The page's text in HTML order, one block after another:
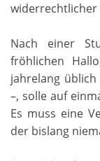
widerrechtlicher
Nach einer
fröhlichen
jahrelang
–, solle auf
Es muss eine
der bislang